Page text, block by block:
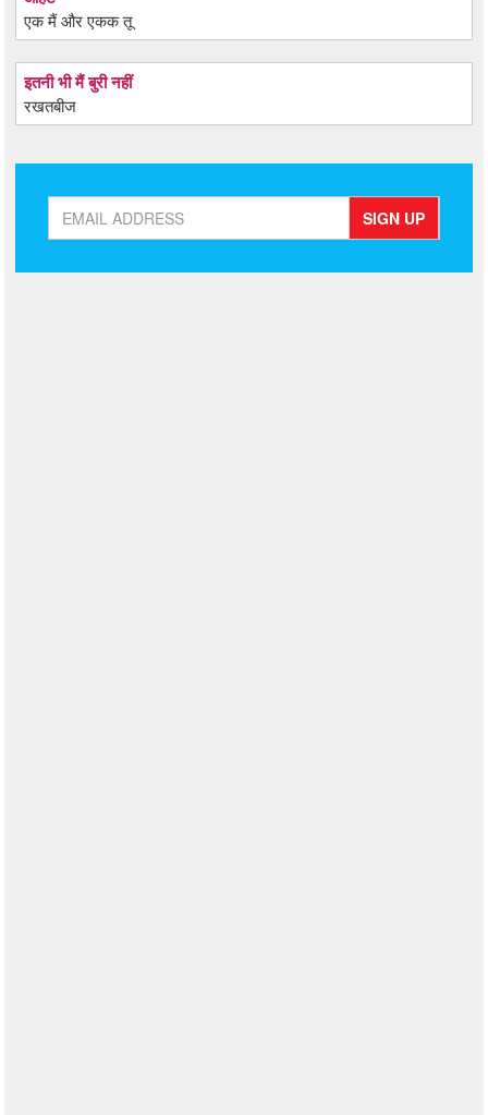
एक मैं और एकक तू
इतनी भी मैं बुरी नहीं
रखतबीज
SIGN UP